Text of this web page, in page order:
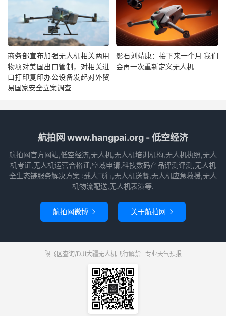
商务部宣布加强无人机相关两用
物项对美国出口管制，对相关进
口打印复印办公设备发起对外贸
易国家安全立案调查
影石刘靖康：接下来一个月 我们
会再一次重新定义无人机
航拍网 www.hangpai.org - 低空经济
航拍网官方网站,低空经济,无人机,无人机培训机构,无人机执照,无人
机考证,无人机运营合格证,空域申请,科技数码产品评测评测,无人机
全生态链服务解决方案 :载人飞行,无人机送餐,无人机应急救援,无人
机物流配送,无人机表演等.
航拍网微博  关于航拍网 
限飞区查询/DJI大疆无人机飞行解禁 专业天气预报